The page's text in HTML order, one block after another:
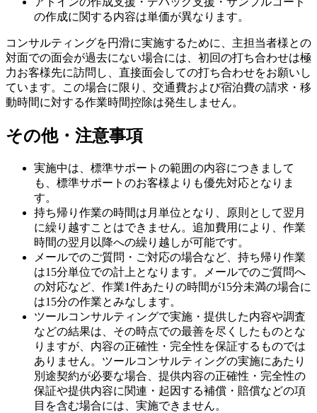
の作成に関する内容は単価が異なります。
コンサルティングを円滑に実施するために、主担当者様との
対面での面会が過去にない場合には、初回の打ち合わせは極
力お客様先に訪問し、直接面会しての打ち合わせをお願いし
ています。この場合に限り、交通費および宿泊費の請求・移
動時間に対する作業時間控除は発生しません。
その他・注意事項
実施中は、標準サポートの範囲の内容につきまして
も、標準サポートのお客様よりも優先対応となりま
す。
持ち帰り作業の時間は月単位となり、原則として翌月
に繰り越すことはできません。追加費用により、作業
時間の翌月以降への繰り越しが可能です。
メールでのご質問・ご対応の場合など、持ち帰り作業
は15分単位での計上となります。メールでのご質問へ
の対応など、作業1件あたりの時間が15分未満の場合に
は15分の作業とみなします。
ツールコンサルティングで実施・提供した内容や調査
などの結果は、その時点での最善を尽くしたものとな
りますが、内容の正確性・完全性を保証するものでは
ありません。ツールコンサルティングの実施にあたり
別途契約が必要な場合、提供内容の正確性・完全性の
保証や提供内容に関連・起因する補償・賠償などの項
目を含む場合には、実施できません。